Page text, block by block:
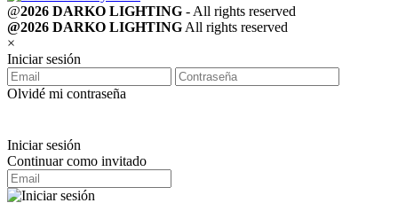
@2026 DARKO LIGHTING - All rights reserved
@2026 DARKO LIGHTING All rights reserved
×
Iniciar sesión
Olvidé mi contraseña
Iniciar sesión
Continuar como invitado